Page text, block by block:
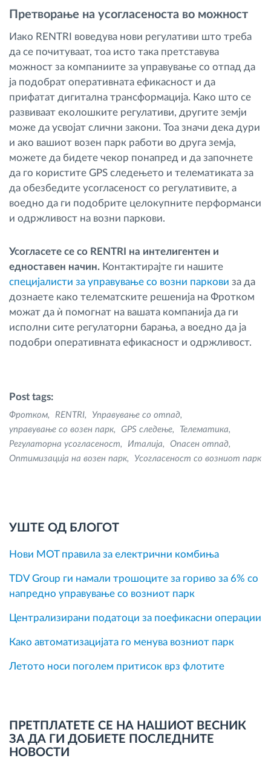
Претворање на усогласеноста во можност
Иако RENTRI воведува нови регулативи што треба
да се почитуваат, тоа исто така претставува
можност за компаниите за управување со отпад да
ја подобрат оперативната ефикасност и да
прифатат дигитална трансформација. Како што се
развиваат еколошките регулативи, другите земји
може да усвојат слични закони. Тоа значи дека дури
и ако вашиот возен парк работи во друга земја,
можете да бидете чекор понапред и да започнете
да го користите GPS следењето и телематиката за
да обезбедите усогласеност со регулативите, а
воедно да ги подобрите целокупните перформанси
и одржливост на возни паркови.
Усогласете се со RENTRI на интелигентен и
едноставен начин. Контактирајте ги нашите
специјалисти за управување со возни паркови за да
дознаете како телематските решенија на Фротком
можат да ѝ помогнат на вашата компанија да ги
исполни сите регулаторни барања, а воедно да ја
подобри оперативната ефикасност и одржливост.
Post tags:
Фротком RENTRI
Управување со отпад
управување со возен парк
GPS следење
Телематика
Регулаторна усогласеност
Италија
Опасен отпад
Оптимизација на возен парк
Усогласеност со возниот парк
УШТЕ ОД БЛОГОТ
Нови MOT правила за електрични комбиња
TDV Group ги намали трошоците за гориво за 6% со
напредно управување со возниот парк
Централизирани податоци за поефикасни операции
Како автоматизацијата го менува возниот парк
Летото носи поголем притисок врз флотите
ПРЕТПЛАТЕТЕ СЕ НА НАШИОТ ВЕСНИК
ЗА ДА ГИ ДОБИЕТЕ ПОСЛЕДНИТЕ
НОВОСТИ